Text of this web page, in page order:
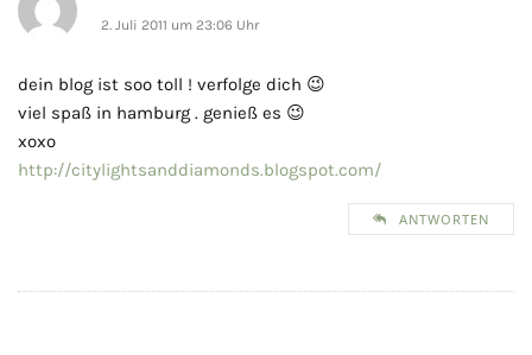
2. Juli 2011 um 23:06 Uhr
dein blog ist soo toll ! verfolge dich 😉
viel spaß in hamburg . genieß es 😉
xoxo
http://citylightsanddiamonds.blogspot.com/
ANTWORTEN